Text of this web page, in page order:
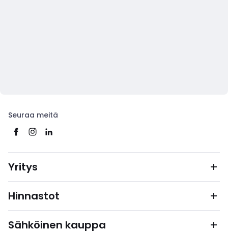
Seuraa meitä
Yritys
Hinnastot
Sähköinen kauppa